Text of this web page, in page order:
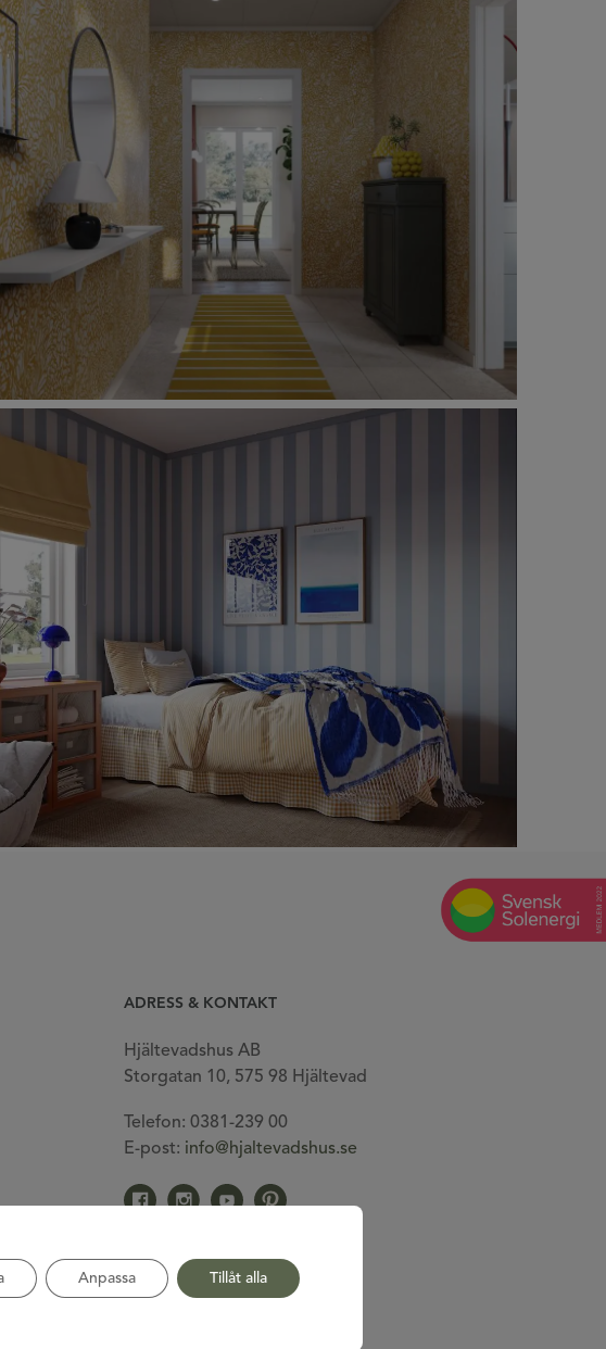
ADRESS & KONTAKT
Hjältevadshus AB
Storgatan 10, 575 98 Hjältevad
Telefon: 0381-239 00
E-post: info@hjaltevadshus.se
Gå till vår facebook
Gå till vår Instagram
Gå till vår Youtube
Gå till vår Pinterest
Tillåt alla
Anpassa